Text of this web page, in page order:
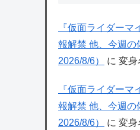
『仮面ライダー
報解禁 他、今週の
2026/8/6）
に 変身
『仮面ライダー
報解禁 他、今週の
2026/8/6）
に 変身